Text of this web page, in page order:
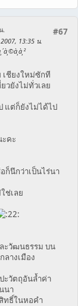
#67
.
13:35 น.
เชียงใหม่ซักที
วยังไม่ทั่วเลย
แต่ก็ยังไม่ได้ไป
คะ
นึกว่าเป็นไร่นา
ช่เลย
ะวัฒนธรรม บน
ลางเมือง
ะวัตถุอันล้ำค่า
นา
ทธิ์ในหอคำ